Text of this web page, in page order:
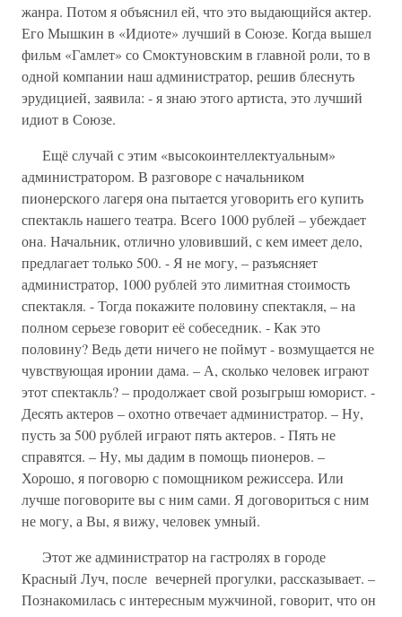
жанра. Потом я объяснил ей, что это выдающийся актер.
Его Мышкин в «Идиоте» лучший в Союзе. Когда вышел
фильм «Гамлет» со Смоктуновским в главной роли, то в
одной компании наш администратор, решив блеснуть
эрудицией, заявила: - я знаю этого артиста, это лучший
идиот в Союзе.
Ещё случай с этим «высокоинтеллектуальным»
администратором. В разговоре с начальником
пионерского лагеря она пытается уговорить его купить
спектакль нашего театра. Всего 1000 рублей – убеждает
она. Начальник, отлично уловивший, с кем имеет дело,
предлагает только 500. - Я не могу, – разъясняет
администратор, 1000 рублей это лимитная стоимость
спектакля. - Тогда покажите половину спектакля, – на
полном серьезе говорит её собеседник. - Как это
половину? Ведь дети ничего не поймут - возмущается не
чувствующая иронии дама. – А, сколько человек играют
этот спектакль? – продолжает свой розыгрыш юморист. -
Десять актеров – охотно отвечает администратор. – Ну,
пусть за 500 рублей играют пять актеров. - Пять не
справятся. – Ну, мы дадим в помощь пионеров. –
Хорошо, я поговорю с помощником режиссера. Или
лучше поговорите вы с ним сами. Я договориться с ним
не могу, а Вы, я вижу, человек умный.
Этот же администратор на гастролях в городе
Красный Луч, после вечерней прогулки, рассказывает. –
Познакомилась с интересным мужчиной, говорит, что он